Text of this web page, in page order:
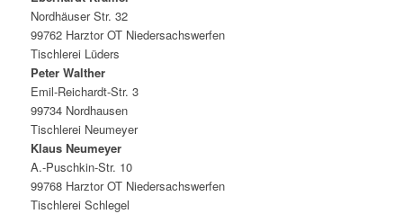
Nordhäuser Str. 32
99762 Harztor OT Niedersachswerfen
Tischlerei Lüders
Peter Walther
Emil-Reichardt-Str. 3
99734 Nordhausen
Tischlerei Neumeyer
Klaus Neumeyer
A.-Puschkin-Str. 10
99768 Harztor OT Niedersachswerfen
Tischlerei Schlegel